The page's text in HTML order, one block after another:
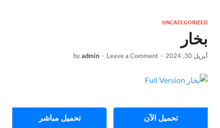
UNCATEGORIZED
بخار
أبريل 30, 2024 -
byadmin - Leave a Comment
تحميل الآن تحميل مباشر